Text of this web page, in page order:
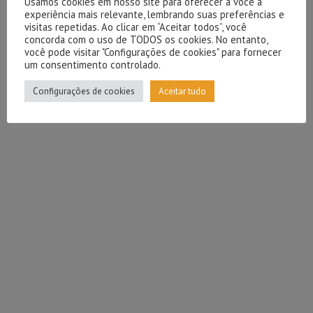
experiência mais relevante, lembrando suas preferências e
visitas repetidas. Ao clicar em “Aceitar todos”, você
concorda com o uso de TODOS os cookies. No entanto,
você pode visitar "Configurações de cookies" para fornecer
um consentimento controlado.
Configurações de cookies Aceitar tudo